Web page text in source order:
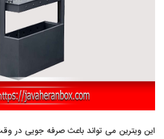
این ویترین می تواند باعث صرفه جویی در